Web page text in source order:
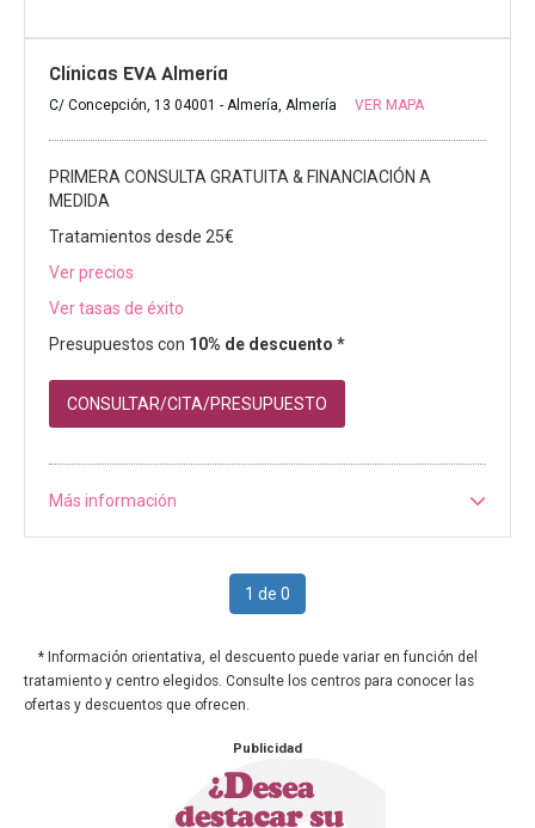
Clínicas EVA Almería
C/ Concepción, 13 04001 - Almería, Almería VER MAPA
PRIMERA CONSULTA GRATUITA & FINANCIACIÓN A
MEDIDA
Tratamientos desde 25€
Ver precios
Ver tasas de éxito
Presupuestos con 10% de descuento *
CONSULTAR/CITA/PRESUPUESTO
Más información
1 de 0
* Información orientativa, el descuento puede variar en función del
tratamiento y centro elegidos. Consulte los centros para conocer las
ofertas y descuentos que ofrecen.
Publicidad